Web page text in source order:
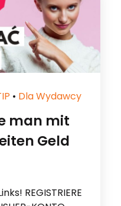
• Dla Wydawcy
man mit
Geld
REGISTRIERE